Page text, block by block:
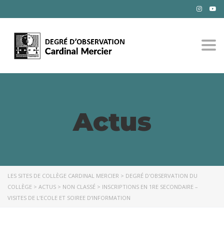
Actus
LES SITES DE COLLÈGE CARDINAL MERCIER > DEGRÉ D'OBSERVATION DU
COLLÈGE > ACTUS > NON CLASSÉ > INSCRIPTIONS EN 1RE SECONDAIRE –
VISITES DE L’ECOLE ET SOIREE D’INFORMATION